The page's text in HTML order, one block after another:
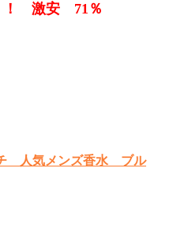
！ 激安 71％
人気メンズ香水 ブル